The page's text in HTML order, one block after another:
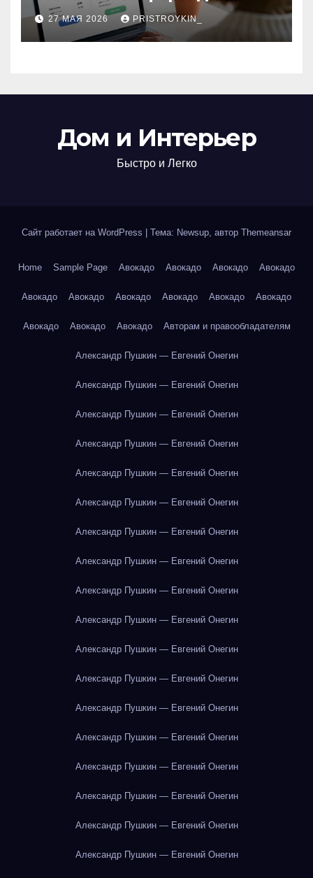
поиска авиабилетов и
железнодорожных
билетов
27 МАЯ 2026 PRISTROYKIN_
Дом и Интерьер
Быстро и Легко
Сайт работает на WordPress Тема: Newsup, автор Themeansar
Home Sample Page Авокадо Авокадо Авокадо Авокадо
Авокадо Авокадо Авокадо Авокадо Авокадо Авокадо
Авокадо Авокадо Авокадо Авторам и правообладателям
Александр Пушкин — Евгений Онегин
Александр Пушкин — Евгений Онегин
Александр Пушкин — Евгений Онегин
Александр Пушкин — Евгений Онегин
Александр Пушкин — Евгений Онегин
Александр Пушкин — Евгений Онегин
Александр Пушкин — Евгений Онегин
Александр Пушкин — Евгений Онегин
Александр Пушкин — Евгений Онегин
Александр Пушкин — Евгений Онегин
Александр Пушкин — Евгений Онегин
Александр Пушкин — Евгений Онегин
Александр Пушкин — Евгений Онегин
Александр Пушкин — Евгений Онегин
Александр Пушкин — Евгений Онегин
Александр Пушкин — Евгений Онегин
Александр Пушкин — Евгений Онегин
Александр Пушкин — Евгений Онегин